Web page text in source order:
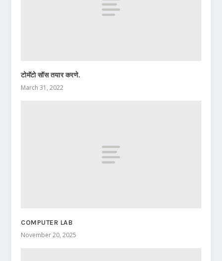
टोमॅटो सॉस तयार करणे.
March 31, 2022
COMPUTER LAB
November 20, 2025